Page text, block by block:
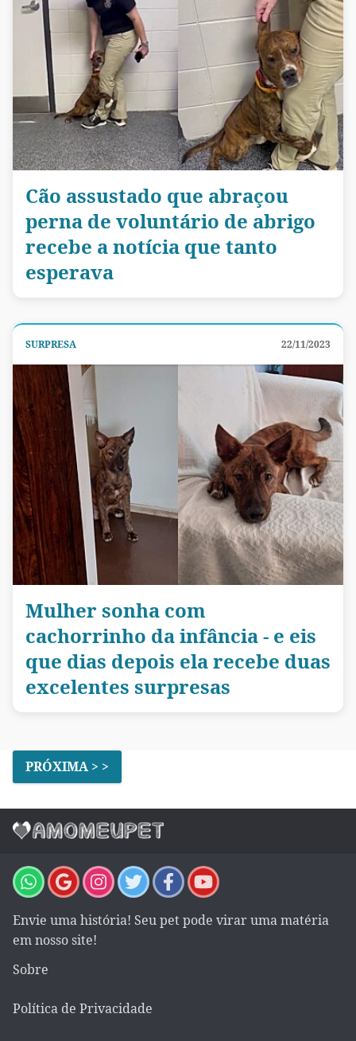
Cão assustado que abraçou
perna de voluntário de abrigo
recebe a notícia que tanto
esperava
SURPRESA 22/11/2023
Mulher sonha com
cachorrinho da infância - e eis
que dias depois ela recebe duas
excelentes surpresas
PRÓXIMA > >
Envie uma história! Seu pet pode virar uma matéria
em nosso site!
Sobre
Política de Privacidade